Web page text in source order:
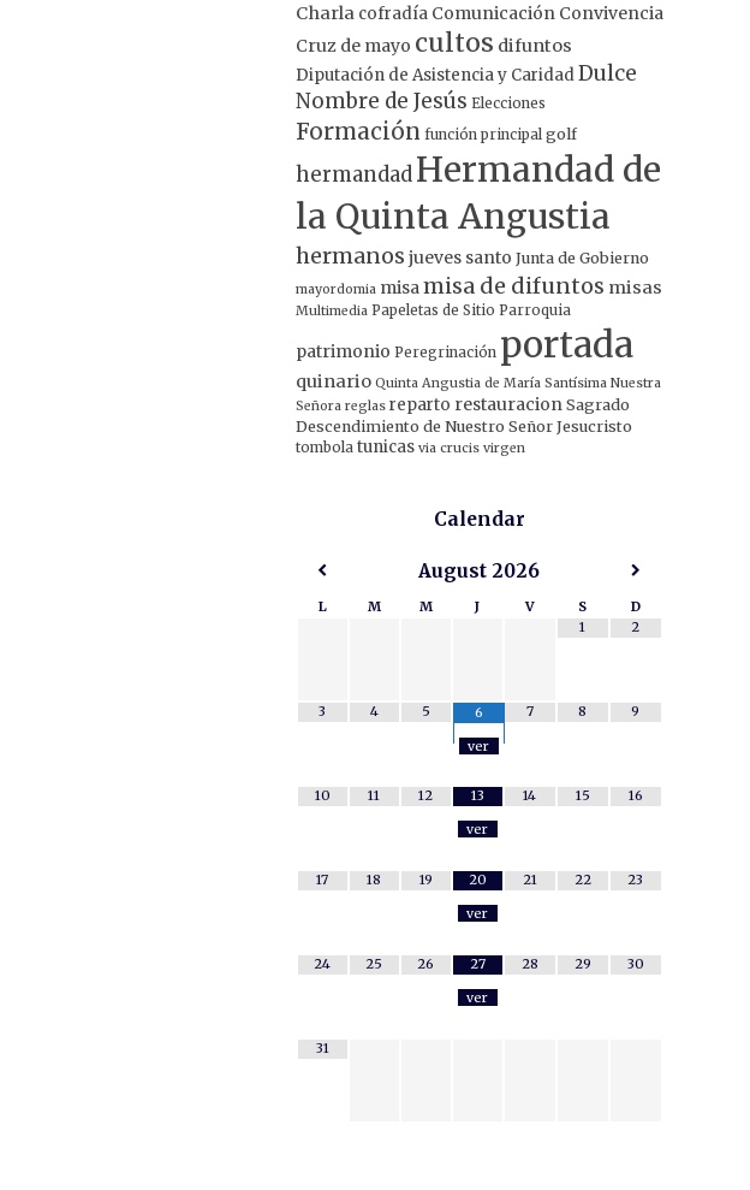
Charla cofradía Comunicación Convivencia
Cruz de mayo cultos difuntos
Diputación de Asistencia y CaridadDulce
Nombre de Jesús Elecciones
Formación función principal golf
hermandad Hermandad de
la Quinta Angustia
hermanos jueves santo Junta de Gobierno
mayordomia misamisa de difuntos misas
Multimedia Papeletas de Sitio Parroquia
patrimonio Peregrinación portada
quinario Quinta Angustia de María Santísima Nuestra
Señora reglas reparto restauracion Sagrado
Descendimiento de Nuestro Señor Jesucristo
tombola tunicas via crucis virgen
Calendar
August 2026
L M M J V S
D
1
2
3 4 5
6
ver
7 8 9
10 11 12
13
ver
14 15 16
17 18 19
20
ver
21 22 23
24 25 26
27
ver
28 29 30
31